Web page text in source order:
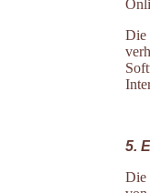
Die
5.
Die